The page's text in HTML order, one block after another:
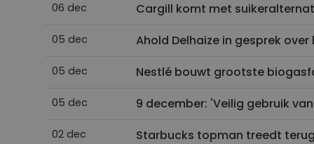
06 dec Cargill komt met
05 dec Ahold Delhaize in gesprek over
05 dec Nestlé bouwt grootste
05 dec 9 december: 'Veilig gebruik
02 dec Starbucks topman treedt
__cf_bm